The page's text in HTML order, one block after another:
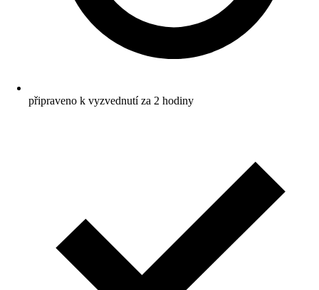
připraveno k vyzvednutí za 2 hodiny